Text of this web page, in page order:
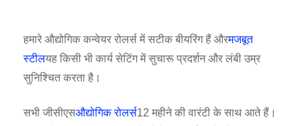
हमारे औद्योगिक कन्वेयर रोलर्स में सटीक बीयरिंग हैं औरमजबूत
स्टीलयह किसी भी कार्य सेटिंग में सुचारू प्रदर्शन और लंबी उम्र
सुनिश्चित करता है।
सभी जीसीएसऔद्योगिक रोलर्स12 महीने की वारंटी के साथ आते हैं।